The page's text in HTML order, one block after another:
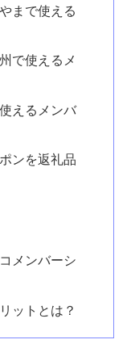
まで使える
で使えるメ
えるメンバ
ンを返礼品
メンバーシ
ットとは？